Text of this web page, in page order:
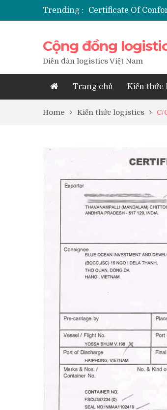
Trending :
Booking Là Gì
Chargeable Weight
Certificate Of
Booking Là Gì
Cộng đồng
Diễn đàn logistics Việt Nam
Trang chủ Kiến thức
Home Kiến thức logistics C/